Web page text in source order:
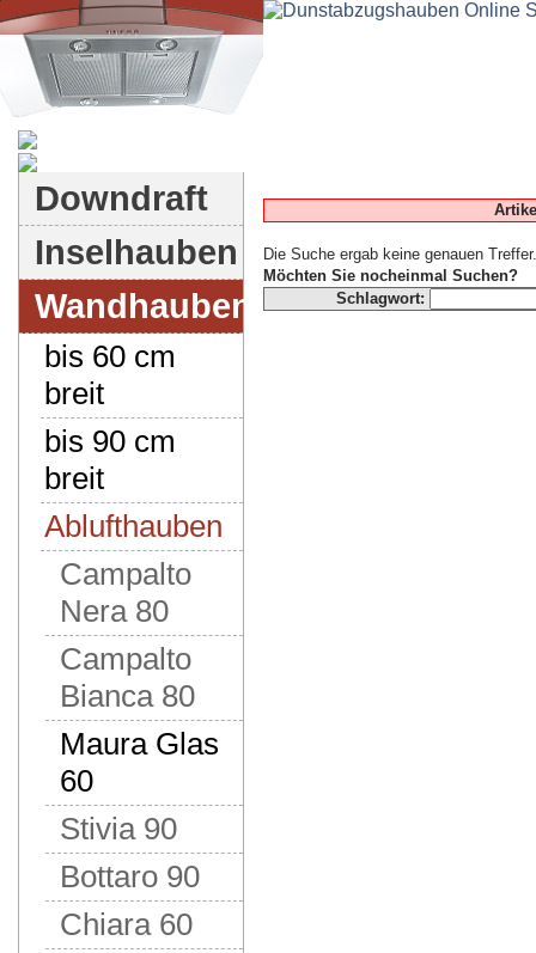
Downdraft
Inselhauben
Wandhauben
bis 60 cm
breit
bis 90 cm
breit
Ablufthauben
Campalto
Nera 80
Campalto
Bianca 80
Maura Glas
60
Stivia 90
Bottaro 90
Chiara 60
Die Suche ergab keine genauen Treffer.
Möchten Sie nocheinmal Suchen?
Schlagwort: